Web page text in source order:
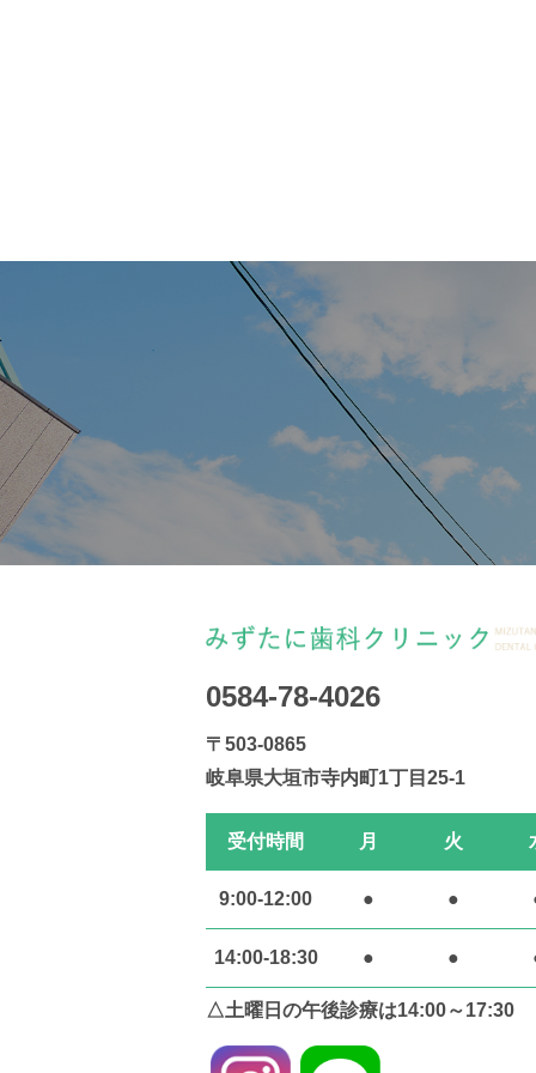
0584-78-4026
〒503-0865
岐阜県大垣市寺内町1丁目25-1
受付時間 月 火
9:00-12:00 ● ●
14:00-18:30 ● ●
△土曜日の午後診療は14:00～17:30